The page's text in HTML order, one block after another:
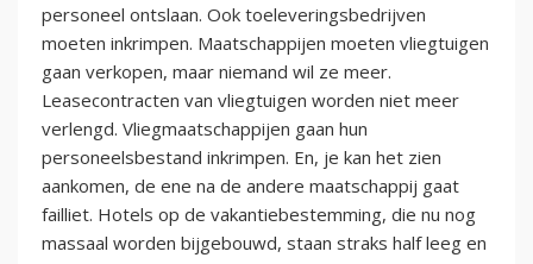
personeel ontslaan. Ook toeleveringsbedrijven
moeten inkrimpen. Maatschappijen moeten vliegtuigen
gaan verkopen, maar niemand wil ze meer.
Leasecontracten van vliegtuigen worden niet meer
verlengd. Vliegmaatschappijen gaan hun
personeelsbestand inkrimpen. En, je kan het zien
aankomen, de ene na de andere maatschappij gaat
failliet. Hotels op de vakantiebestemming, die nu nog
massaal worden bijgebouwd, staan straks half leeg en